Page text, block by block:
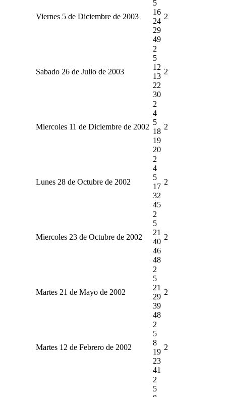
Viernes 5 de Diciembre de 2003
5
16
24
29
49
2
Sabado 26 de Julio de 2003
2
5
12
13
22
30
2
Miercoles 11 de Diciembre de 2002
2
4
5
18
19
20
2
Lunes 28 de Octubre de 2002
2
4
5
17
32
45
2
Miercoles 23 de Octubre de 2002
2
5
21
40
46
48
2
Martes 21 de Mayo de 2002
2
5
21
29
39
48
2
Martes 12 de Febrero de 2002
2
5
8
19
23
41
2
2
5